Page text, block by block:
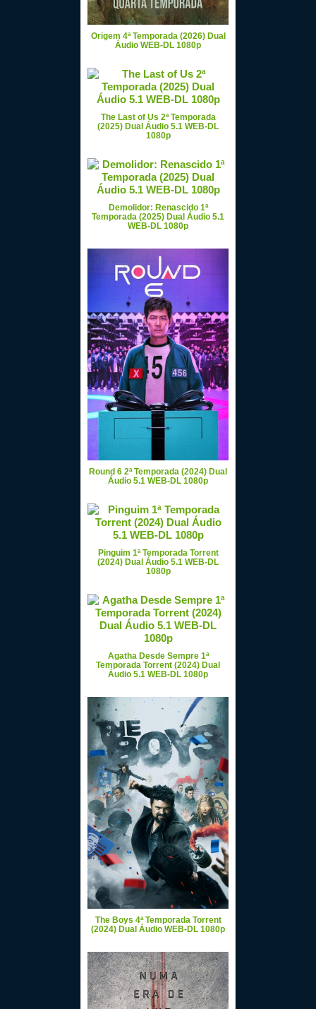
Origem 4ª Temporada (2026) Dual
Áudio WEB-DL 1080p
The Last of Us 2ª Temporada
(2025) Dual Áudio 5.1 WEB-DL
1080p
Demolidor: Renascido 1ª
Temporada (2025) Dual Áudio 5.1
WEB-DL 1080p
Round 6 2ª Temporada (2024) Dual
Áudio 5.1 WEB-DL 1080p
Pinguim 1ª Temporada Torrent
(2024) Dual Áudio 5.1 WEB-DL
1080p
Agatha Desde Sempre 1ª
Temporada Torrent (2024) Dual
Áudio 5.1 WEB-DL 1080p
The Boys 4ª Temporada Torrent
(2024) Dual Áudio WEB-DL 1080p